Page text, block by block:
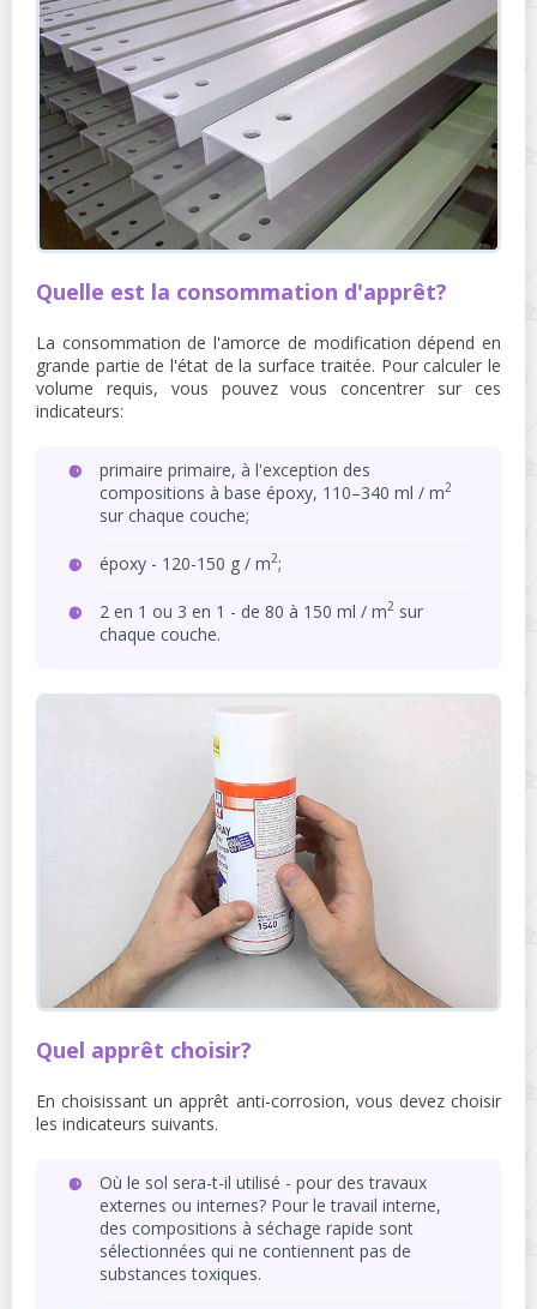
Quelle est la consommation d'apprêt?
La consommation de l'amorce de modification dépend en
grande partie de l'état de la surface traitée. Pour calculer le
volume requis, vous pouvez vous concentrer sur ces
indicateurs:
primaire primaire, à l'exception des
compositions à base époxy, 110–340 ml / m2
sur chaque couche;
époxy - 120-150 g / m2;
2 en 1 ou 3 en 1 - de 80 à 150 ml / m2 sur
chaque couche.
Quel apprêt choisir?
En choisissant un apprêt anti-corrosion, vous devez choisir
les indicateurs suivants.
Où le sol sera-t-il utilisé - pour des travaux
externes ou internes? Pour le travail interne,
des compositions à séchage rapide sont
sélectionnées qui ne contiennent pas de
substances toxiques.